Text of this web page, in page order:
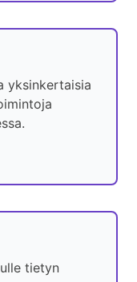
yksinkertaisia
tietyn